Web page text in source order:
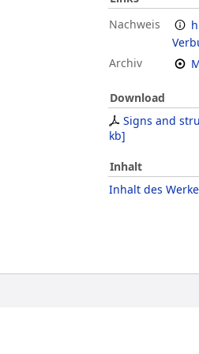
Nachweis
Archiv
Download
Signs and
kb]
Inhalt
Inhalt des